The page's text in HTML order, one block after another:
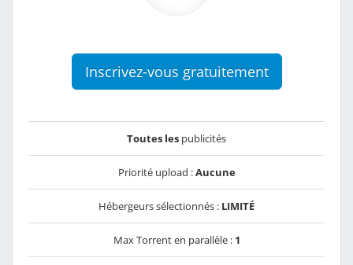
Inscrivez-vous gratuitement
Toutes les publicités
Priorité upload :Aucune
Hébergeurs sélectionnés : LIMITÉ
Max Torrent en parallèle : 1